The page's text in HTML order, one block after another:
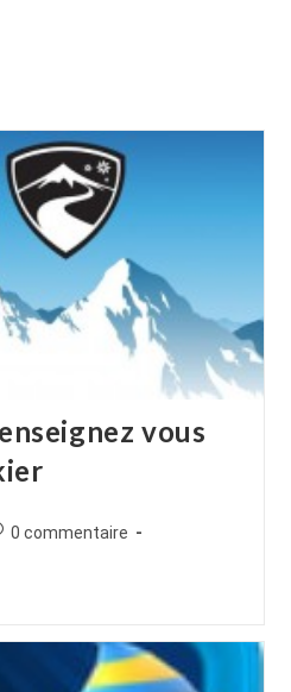
vous
0 commentaire